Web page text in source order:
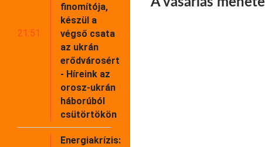
21:51
finomítója,
készül a
végső csata
az ukrán
erődvárosért
- Híreink az
orosz-ukrán
háborúból
csütörtökön
Energiakrízis: